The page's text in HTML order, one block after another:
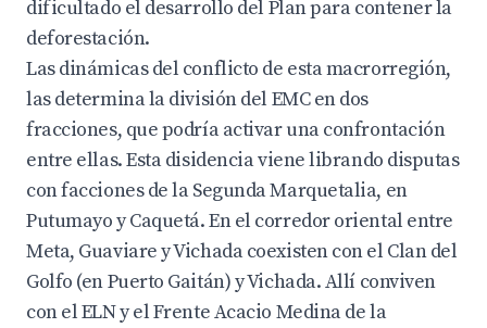
dificultado el desarrollo del Plan para contener la
deforestación.
Las dinámicas del conflicto de esta macrorregión,
las determina la división del EMC en dos
fracciones, que podría activar una confrontación
entre ellas. Esta disidencia viene librando disputas
con facciones de la Segunda Marquetalia, en
Putumayo y Caquetá. En el corredor oriental entre
Meta, Guaviare y Vichada coexisten con el Clan del
Golfo (en Puerto Gaitán) y Vichada. Allí conviven
con el ELN y el Frente Acacio Medina de la